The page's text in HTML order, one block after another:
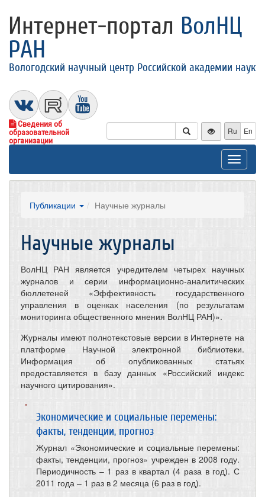
Интернет-портал ВолНЦ
РАН
Вологодский научный центр Российской академии наук
Сведения об
образовательной
организации
Ru En
Toggle
Публикации Научные журналы
Научные журналы
ВолНЦ РАН является учредителем четырех научных
журналов и серии информационно-аналитических
бюллетеней «Эффективность государственного
управления в оценках населения (по результатам
мониторинга общественного мнения ВолНЦ РАН)».
Журналы имеют полнотекстовые версии в Интернете на
платформе Научной электронной библиотеки.
Информация об опубликованных статьях
предоставляется в базу данных «Российский индекс
научного цитирования».
Экономические и социальные перемены:
факты, тенденции, прогноз
Журнал «Экономические и социальные перемены:
факты, тенденции, прогноз» учрежден в 2008 году.
Периодичность – 1 раз в квартал (4 раза в год). С
2011 года – 1 раз в 2 месяца (6 раз в год).